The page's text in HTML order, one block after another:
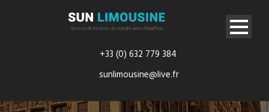
+33 (0) 632 779 384
sunlimousine@live.fr